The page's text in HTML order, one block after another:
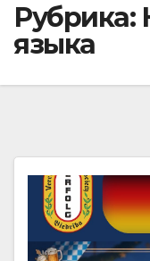
Рубрика:
языка